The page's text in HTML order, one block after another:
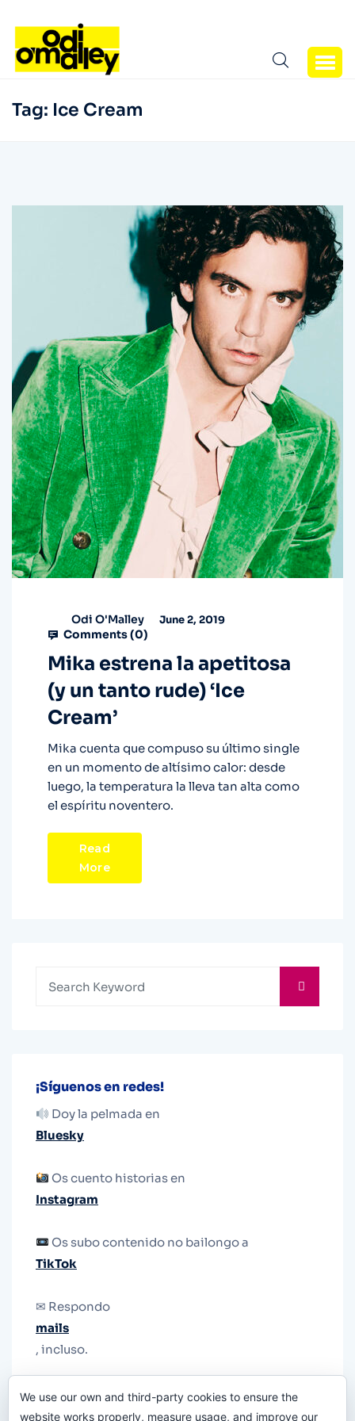
Tag: Ice Cream
Odi O'Malley June 2, 2019
Comments (0)
Mika estrena la apetitosa
(y un tanto rude) ‘Ice
Cream’
Mika cuenta que compuso su último single
en un momento de altísimo calor: desde
luego, la temperatura la lleva tan alta como
el espíritu noventero.
Read
More
¡Síguenos en redes!
Doy la pelmada en
Bluesky
Os cuento historias en
Instagram
Os subo contenido no bailongo a
TikTok
✉ Respondo
mails
, incluso.
le quiten el teléfono.
We use our own and third-party cookies to ensure the
website works properly, measure usage, and improve our